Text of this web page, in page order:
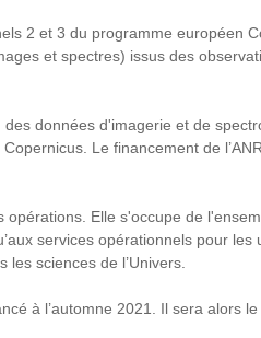
2 et 3 du programme européen
et spectres) issus des
données d'imagerie et de
Le financement de
Elle s'occupe de
aux services opérationnels pour les
sciences de l’Univers.
à l’automne 2021. Il sera alors